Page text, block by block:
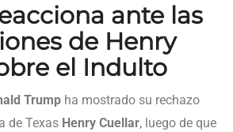
ante las
de Henry
el Indulto
Trump ha mostrado su rechazo
de Texas Henry Cuellar, luego de que